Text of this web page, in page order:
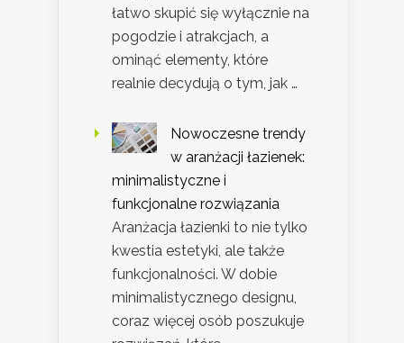
łatwo skupić się wyłącznie na
pogodzie i atrakcjach, a
ominąć elementy, które
realnie decydują o tym, jak …
Nowoczesne trendy
w aranżacji łazienek:
minimalistyczne i
funkcjonalne rozwiązania
Aranżacja łazienki to nie tylko
kwestia estetyki, ale także
funkcjonalności. W dobie
minimalistycznego designu,
coraz więcej osób poszukuje